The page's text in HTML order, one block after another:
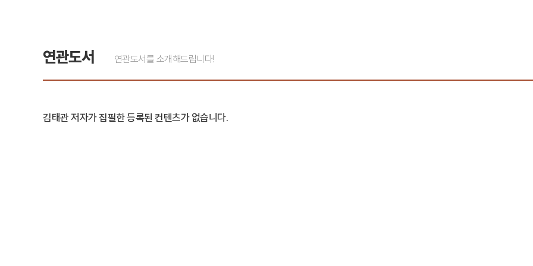
연관도서 연관도서를 소개해드립니다!
김태관 저자가 집필한 등록된 컨텐츠가 없습니다.